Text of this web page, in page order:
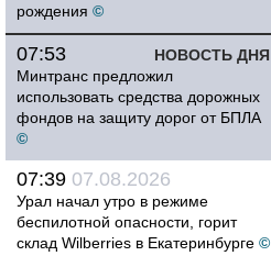
рождения ©
НОВОСТЬ ДНЯ
07:53
Минтранс предложил
использовать средства дорожных
фондов на защиту дорог от БПЛА
©
07:39 07.08.2026
Урал начал утро в режиме
беспилотной опасности, горит
склад Wilberries в Екатеринбурге ©